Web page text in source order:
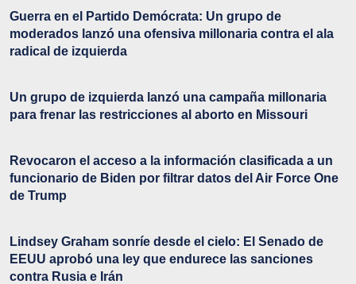
Guerra en el Partido Demócrata: Un grupo de
moderados lanzó una ofensiva millonaria contra el ala
radical de izquierda
Un grupo de izquierda lanzó una campaña millonaria
para frenar las restricciones al aborto en Missouri
Revocaron el acceso a la información clasificada a un
funcionario de Biden por filtrar datos del Air Force One
de Trump
Lindsey Graham sonríe desde el cielo: El Senado de
EEUU aprobó una ley que endurece las sanciones
contra Rusia e Irán